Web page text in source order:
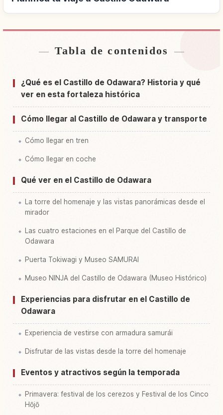
Buscar alojamiento cerca de Castillo Odawara
Buscar experiencias en Castillo Odawara ↗
Tabla de contenidos
¿Qué es el Castillo de Odawara? Historia y qué
ver en esta fortaleza histórica
Cómo llegar al Castillo de Odawara y transporte
Cómo llegar en tren
Cómo llegar en coche
Qué ver en el Castillo de Odawara
La torre del homenaje y las vistas panorámicas desde el
mirador
Las cuatro estaciones en el Parque del Castillo de
Odawara
Puerta Tokiwagi y Museo SAMURAI
Museo NINJA del Castillo de Odawara (Museo Histórico)
Experiencias para disfrutar en el Castillo de
Odawara
Experiencia de vestirse con armadura samurái
Disfrutar de las vistas desde la torre del homenaje
Eventos y atractivos según la temporada
Primavera: festival de los cerezos y Festival de los Cinco
Hōjō